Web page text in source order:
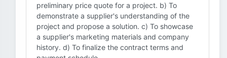
preliminary price quote for a project. b) To
demonstrate a supplier's understanding of the
project and propose a solution. c) To showcase
a supplier's marketing materials and company
history. d) To finalize the contract terms and